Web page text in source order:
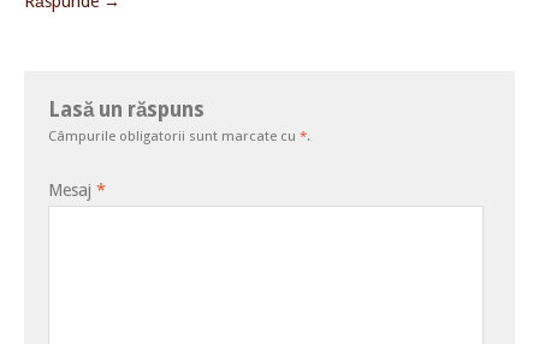
Lasă un răspuns
Câmpurile obligatorii sunt marcate cu *.
Mesaj *